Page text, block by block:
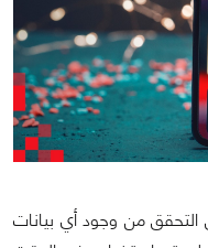
التحقق من وجود أي بيانات